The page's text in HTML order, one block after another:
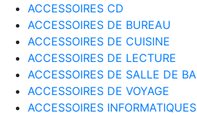
ACCESSOIRES CD
ACCESSOIRES DE BUREAU
ACCESSOIRES DE CUISINE
ACCESSOIRES DE LECTURE
ACCESSOIRES DE SALLE DE
ACCESSOIRES DE VOYAGE
ACCESSOIRES INFORMATIQUES